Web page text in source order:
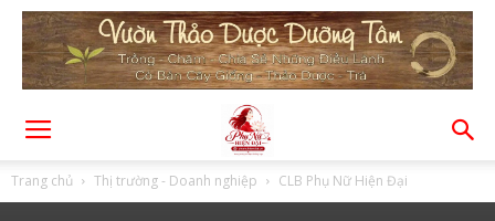
Trang chủ Thị trường - Doanh nghiệp CLB Phụ Nữ Hiện Đại